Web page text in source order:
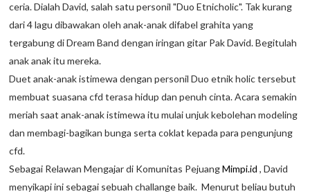
ceria. Dialah David, salah satu personil "Duo Etnicholic". Tak kurang
dari 4 lagu dibawakan oleh anak-anak difabel grahita yang
tergabung di Dream Band dengan iringan gitar Pak David. Begitulah
anak anak itu mereka.
Duet anak-anak istimewa dengan personil Duo etnik holic tersebut
membuat suasana cfd terasa hidup dan penuh cinta. Acara semakin
meriah saat anak-anak istimewa itu mulai unjuk kebolehan modeling
dan membagi-bagikan bunga serta coklat kepada para pengunjung
cfd.
Sebagai Relawan Mengajar di Komunitas PejuangMimpi.id , David
menyikapi ini sebagai sebuah challange baik. Menurut beliau butuh